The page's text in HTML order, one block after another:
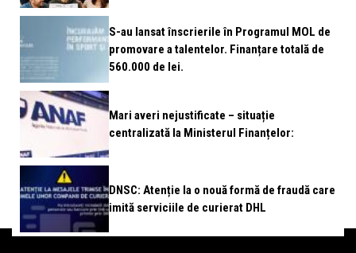
S-au lansat înscrierile în Programul MOL de
promovare a talentelor. Finanțare totală de
560.000 de lei.
Mari averi nejustificate – situație
centralizată la Ministerul Finanțelor:
DNSC: Atenție la o nouă formă de fraudă care
imită serviciile de curierat DHL